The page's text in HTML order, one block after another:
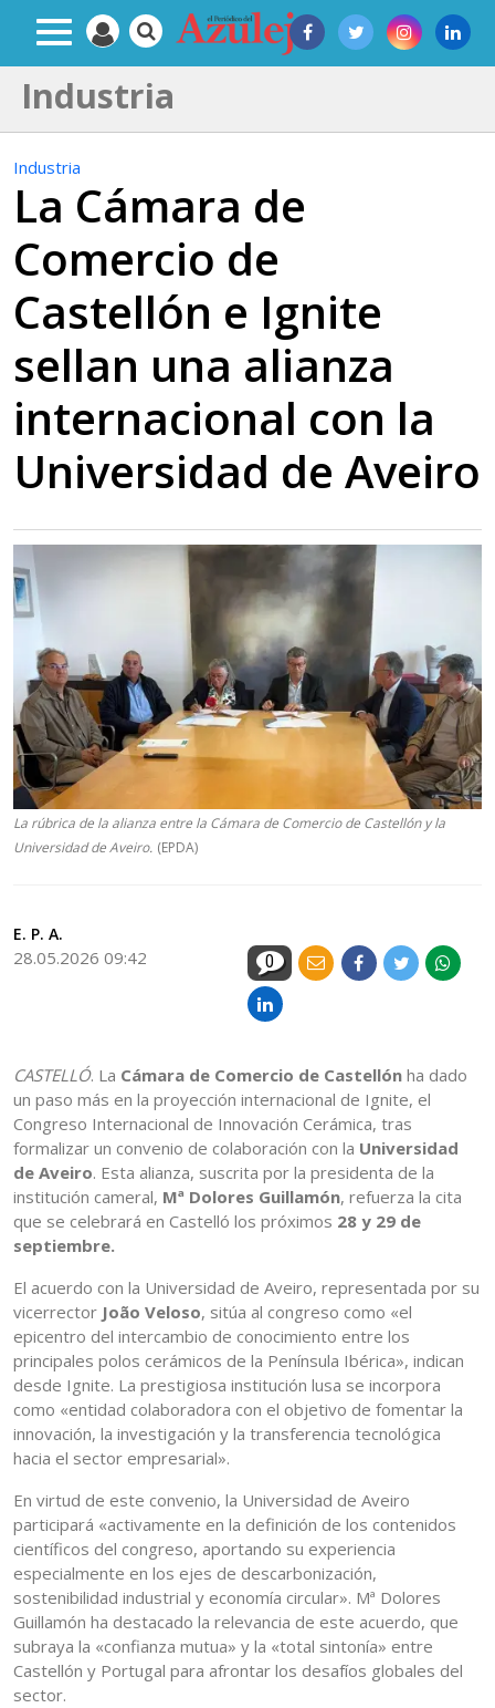
Industria
Industria
La Cámara de
Comercio de
Castellón e Ignite
sellan una alianza
internacional con la
Universidad de Aveiro
La rúbrica de la alianza entre la Cámara de Comercio de Castellón y la
Universidad de Aveiro. (EPDA)
E. P. A.
28.05.2026 09:42 0
CASTELLÓ. La Cámara de Comercio de Castellón ha dado
un paso más en la proyección internacional de Ignite, el
Congreso Internacional de Innovación Cerámica, tras
formalizar un convenio de colaboración con la Universidad
de Aveiro. Esta alianza, suscrita por la presidenta de la
institución cameral, Mª Dolores Guillamón, refuerza la cita
que se celebrará en Castelló los próximos 28 y 29 de
septiembre.
El acuerdo con la Universidad de Aveiro, representada por su
vicerrector João Veloso, sitúa al congreso como «el
epicentro del intercambio de conocimiento entre los
principales polos cerámicos de la Península Ibérica», indican
desde Ignite. La prestigiosa institución lusa se incorpora
como «entidad colaboradora con el objetivo de fomentar la
innovación, la investigación y la transferencia tecnológica
hacia el sector empresarial».
En virtud de este convenio, la Universidad de Aveiro
participará «activamente en la definición de los contenidos
científicos del congreso, aportando su experiencia
especialmente en los ejes de descarbonización,
sostenibilidad industrial y economía circular». Mª Dolores
Guillamón ha destacado la relevancia de este acuerdo, que
subraya la «confianza mutua» y la «total sintonía» entre
Castellón y Portugal para afrontar los desafíos globales del
sector.